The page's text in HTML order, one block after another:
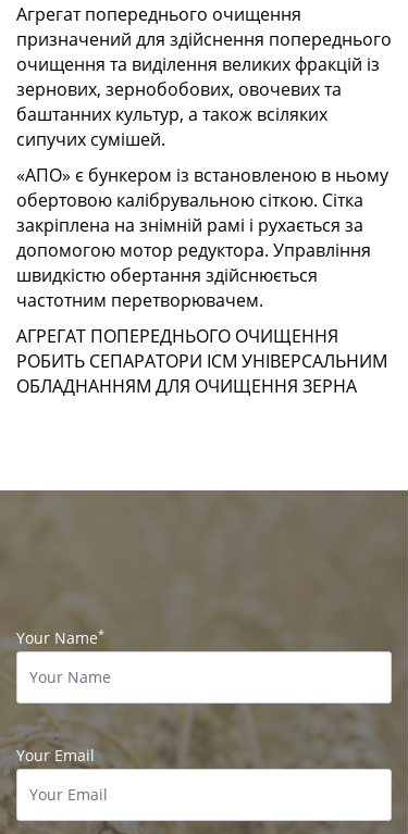
Агрегат попереднього очищення
призначений для здійснення попереднього
очищення та виділення великих фракцій із
зернових, зернобобових, овочевих та
баштанних культур, а також всіляких
сипучих сумішей.
«АПО» є бункером із встановленою в ньому
обертовою калібрувальною сіткою. Сітка
закріплена на знімній рамі і рухається за
допомогою мотор редуктора. Управління
швидкістю обертання здійснюється
частотним перетворювачем.
АГРЕГАТ ПОПЕРЕДНЬОГО ОЧИЩЕННЯ
РОБИТЬ СЕПАРАТОРИ ІСМ УНІВЕРСАЛЬНИМ
ОБЛАДНАННЯМ ДЛЯ ОЧИЩЕННЯ ЗЕРНА
Your Name*
Your Email